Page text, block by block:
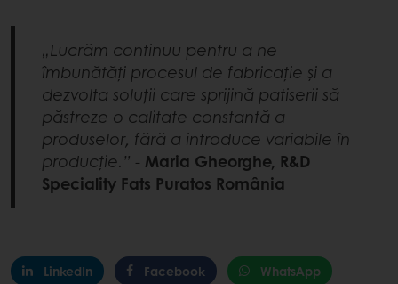
„Lucrăm continuu pentru a ne
îmbunătăți procesul de fabricație și a
dezvolta soluții care sprijină patiserii să
păstreze o calitate constantă a
produselor, fără a introduce variabile în
producție.” - Maria Gheorghe, R&D
Speciality Fats Puratos România
LinkedIn Facebook WhatsApp